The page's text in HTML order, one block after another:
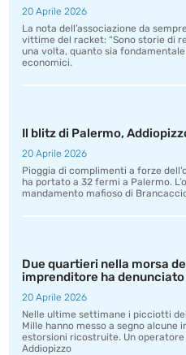
20 Aprile 2026
La nota dell’associazione da
vittime del racket: “Sono storie di
una volta, quanto sia
economici.
Il blitz di Palermo,
20 Aprile 2026
Pioggia di complimenti a forze
ha portato a 32 fermi a Palermo.
mandamento mafioso di
Due quartieri nella morsa
imprenditore ha denunciato
20 Aprile 2026
Nelle ultime settimane i picciotti
Mille hanno messo a segno alcune
estorsioni ricostruite. Un
Addiopizzo